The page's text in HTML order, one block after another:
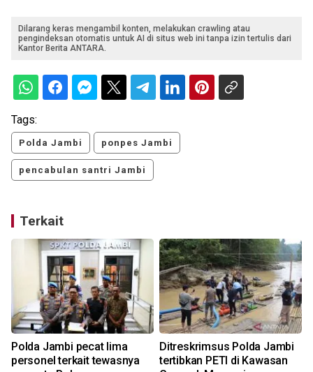
Dilarang keras mengambil konten, melakukan crawling atau
pengindeksan otomatis untuk AI di situs web ini tanpa izin tertulis dari
Kantor Berita ANTARA.
Tags:
Polda Jambi ponpes Jambi
pencabulan santri Jambi
Terkait
Polda Jambi pecat lima
personel terkait tewasnya
Ditreskrimsus Polda Jambi
tertibkan PETI di Kawasan